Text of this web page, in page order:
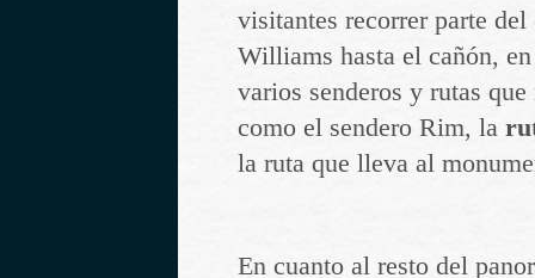
visitantes recorrer parte del
Williams hasta el cañón,
varios senderos y rutas
como el sendero Rim, la
la ruta que lleva al
En cuanto al resto del